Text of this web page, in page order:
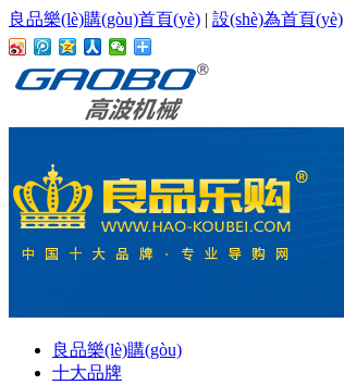
良品樂(lè)購(gòu)首頁(yè) | 設(shè)為首頁(yè)
良品樂(lè)購(gòu)
十大品牌